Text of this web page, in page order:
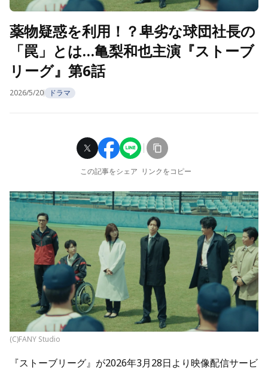
薬物疑惑を利用！？卑劣な球団社長の
「罠」とは…亀梨和也主演『ストーブ
リーグ』第6話
2026/5/20 ドラマ
この記事をシェア リンクをコピー
(C)FANY Studio
『ストーブリーグ』が2026年3月28日より映像配信サービ